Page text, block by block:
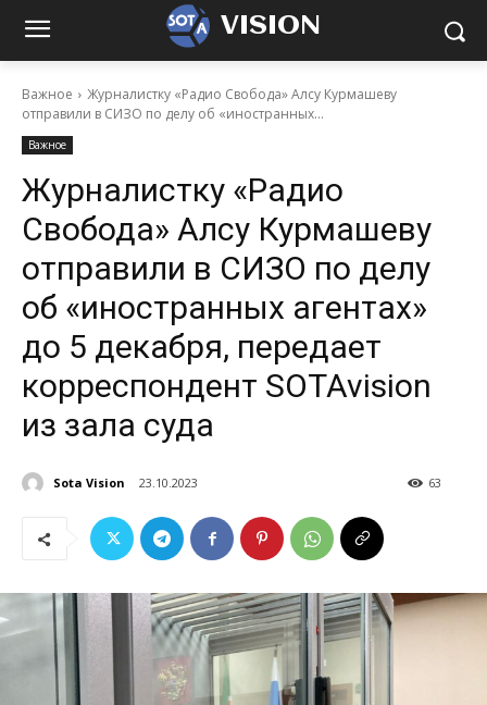
VISION
Важное
Журналистку «Радио Свобода» Алсу Курмашеву
отправили в СИЗО по делу об «иностранных...
Важное
Журналистку «Радио
Свобода» Алсу Курмашеву
отправили в СИЗО по делу
об «иностранных агентах»
до 5 декабря, передает
корреспондент SOTAvision
из зала суда
Sota Vision 23.10.2023 63